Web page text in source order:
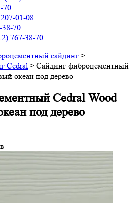
70
01-08
38-70
767-38-70
сайдинг >
Cedral > Сайдинг фиброцементный
океан под дерево
Cedral Wood
под дерево